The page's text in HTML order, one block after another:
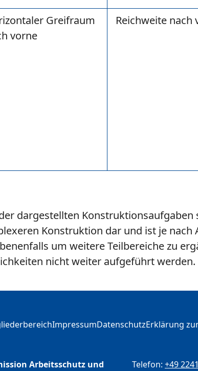
Greifraum
vorne
Reichweite nach
dargestellten
Konstruktion dar und ist je
um weitere Teilbereiche zu
nicht weiter aufgeführt werden.
ImpressumDatenschutzErklärung
Arbeitsschutz und Telefon: +49